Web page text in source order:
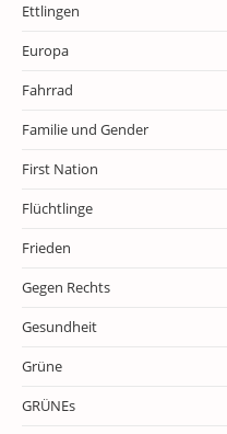
Ettlingen
Europa
Fahrrad
Familie und Gender
First Nation
Flüchtlinge
Frieden
Gegen Rechts
Gesundheit
Grüne
GRÜNEs